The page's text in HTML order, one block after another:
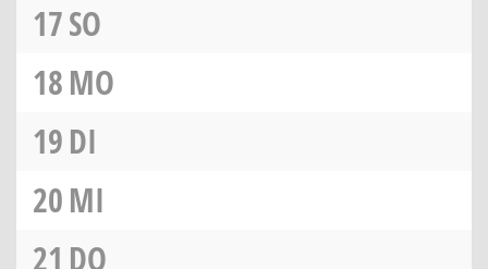
17SO
18MO
19DI
20MI
21 DO